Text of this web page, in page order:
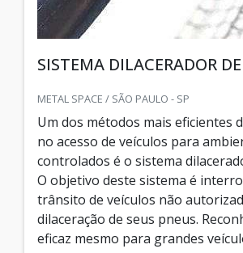
SISTEMA DILACERADOR
METAL SPACE / SÃO PAULO - SP
Um dos métodos mais eficientes
no acesso de veículos para
controlados é o sistema
O objetivo deste sistema é
trânsito de veículos não
dilaceração de seus pneus.
eficaz mesmo para grandes